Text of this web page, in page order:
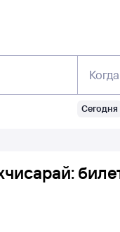
Когда
Сегодня